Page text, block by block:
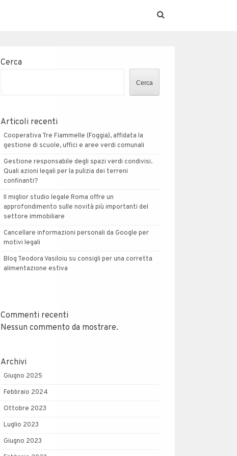
Cerca
Cerca
Articoli recenti
Cooperativa Tre Fiammelle (Foggia), affidata la
gestione di scuole, uffici e aree verdi comunali
Gestione responsabile degli spazi verdi condivisi.
Quali azioni legali per la pulizia dei terreni
confinanti?
Il miglior studio legale Roma offre un
approfondimento sulle novità più importanti del
settore immobiliare
Cancellare informazioni personali da Google per
motivi legali
Blog Teodora Vasiloiu su consigli per una corretta
alimentazione estiva
Commenti recenti
Nessun commento da mostrare.
Archivi
Giugno 2025
Febbraio 2024
Ottobre 2023
Luglio 2023
Giugno 2023